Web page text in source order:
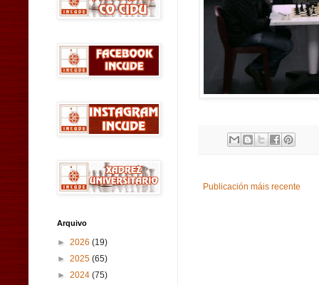
Publicación máis recente
Arquivo
► 2026 (19)
► 2025 (65)
► 2024 (75)